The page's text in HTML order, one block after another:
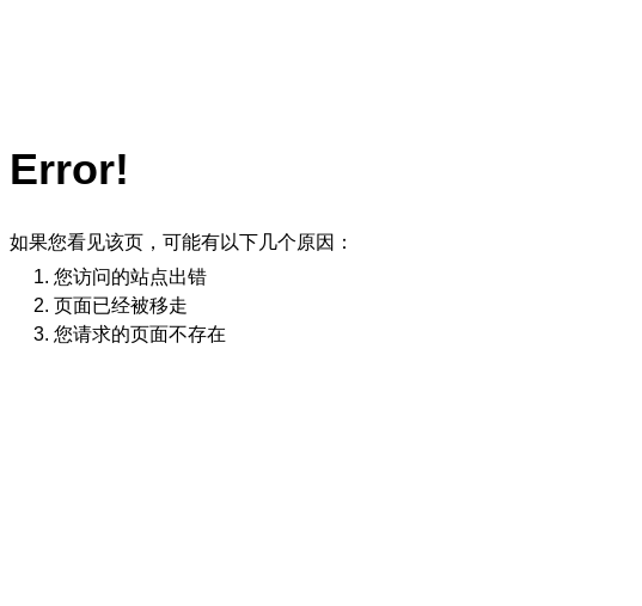
Error!
如果您看见该页，可能有以下几个原因：
您访问的站点出错
页面已经被移走
您请求的页面不存在